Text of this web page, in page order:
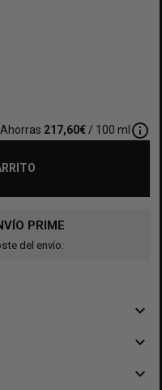
Ahorras 217,60€/ 100 ml info_outline
PRIME
del envío:
navigate_before
navigate_before
navigate_before